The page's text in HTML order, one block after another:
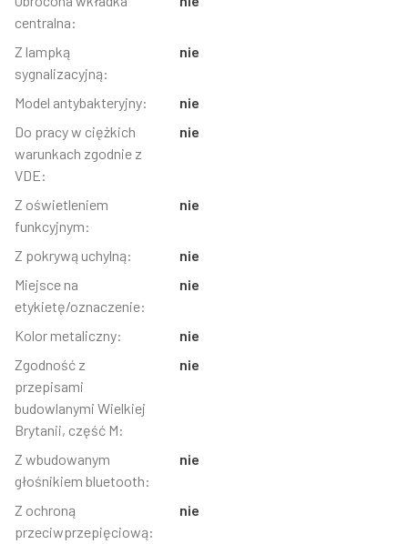
centralna:
Z lampką
sygnalizacyjną:
nie
Model antybakteryjny:
nie
Do pracy w ciężkich
warunkach zgodnie z
VDE:
nie
Z oświetleniem
funkcyjnym:
nie
Z pokrywą uchylną:
nie
Miejsce na
etykietę/oznaczenie:
nie
Kolor metaliczny:
nie
Zgodność z
przepisami
budowlanymi Wielkiej
Brytanii, część M:
nie
Z wbudowanym
głośnikiem bluetooth:
nie
Z ochroną
przeciwprzepięciową:
nie